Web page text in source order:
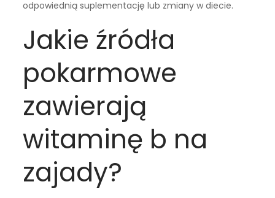
odpowiednią suplementację lub zmiany w diecie.
Jakie źródła
pokarmowe
zawierają
witaminę b na
zajady?